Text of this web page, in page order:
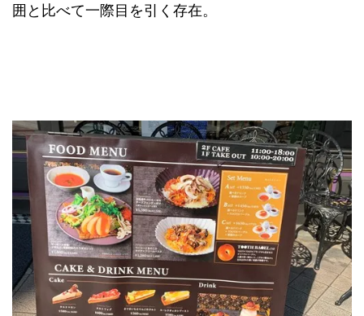
囲と比べて一際目を引く存在。